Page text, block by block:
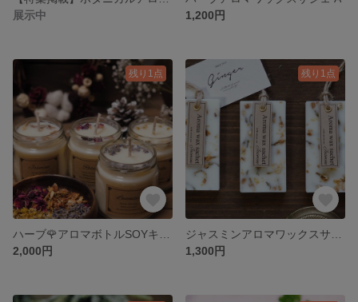
展示中
1,200円
残り1点
2,000円
残り1点
1,300円